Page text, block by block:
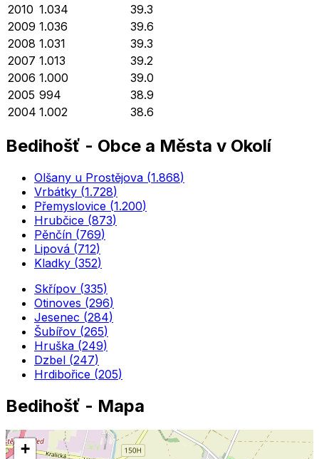
2010 1.034
39.3
2009 1.036
39.6
2008 1.031
39.3
2007 1.013
39.2
2006 1.000
39.0
2005 994
38.9
2004 1.002 38.6
Bedihošť - Obce a Města v Okolí
Olšany u Prostějova (1.868)
Vrbátky (1.728)
Přemyslovice (1.200)
Hrubčice (873)
Pěnčín (769)
Lipová (712)
Kladky (352)
Skřípov (335)
Otinoves (296)
Jesenec (284)
Šubířov (265)
Hruška (249)
Dzbel (247)
Hrdibořice (205)
Bedihošť - Mapa
+